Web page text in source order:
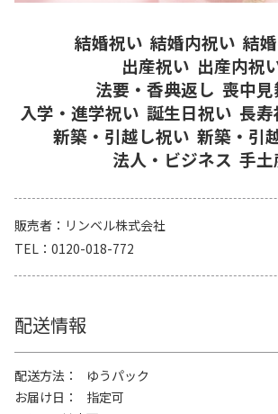
結婚祝い 結婚内祝い 結
出産祝い 出産内祝
法要・香典返し 喪中見
入学・進学祝い 誕生日祝い 長寿
新築・引越し祝い 新築・引
法人・ビジネス 手土
販売者
リンベル株式会社
TEL
0120-018-772
配送情報
配送方法
ゆうパック
お届け日
指定可